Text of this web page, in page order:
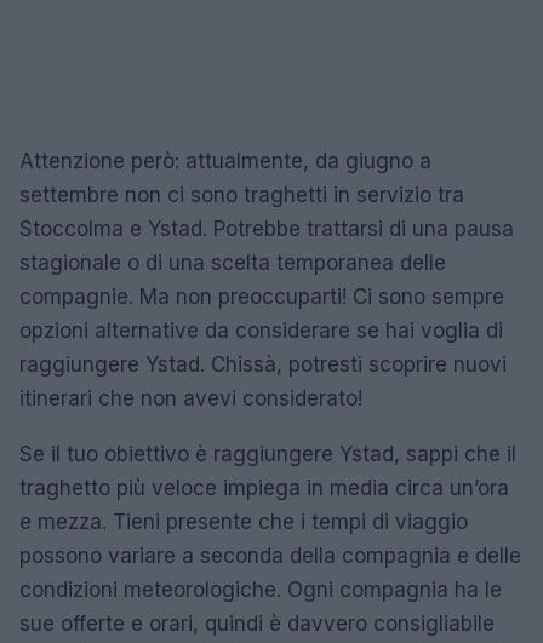
Attenzione però: attualmente, da giugno a
settembre non ci sono traghetti in servizio tra
Stoccolma e Ystad. Potrebbe trattarsi di una pausa
stagionale o di una scelta temporanea delle
compagnie. Ma non preoccuparti! Ci sono sempre
opzioni alternative da considerare se hai voglia di
raggiungere Ystad. Chissà, potresti scoprire nuovi
itinerari che non avevi considerato!
Se il tuo obiettivo è raggiungere Ystad, sappi che il
traghetto più veloce impiega in media circa un’ora
e mezza. Tieni presente che i tempi di viaggio
possono variare a seconda della compagnia e delle
condizioni meteorologiche. Ogni compagnia ha le
sue offerte e orari, quindi è davvero consigliabile